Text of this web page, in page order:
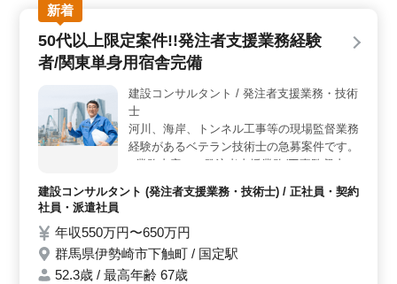
れています。 ＜柔軟な働き方＞ 週休2日制で、残業
は少なめです。充実した福利厚生が整っており、安心し
て働ける環境が整っています。車通勤も可能で、通勤手
当も支給されます。 ＜充実の福利厚生＞ 雇用、労
災、健康、厚生、財形のほか、退職金制度があり、長期
的なキャリア形成が支えられています。賞与も年2回支給
され、モチベーションを維持できる環境が整っていま
す。
新着
50代以上限定案件!!発注者支援業務経験
者/関東単身用宿舎完備
建設コンサルタント / 発注者支援業務・技術
士
河川、海岸、トンネル工事等の現場監督業務
経験があるベテラン技術士の急募案件です。
−業務内容− ・発注者支援業務(工事監督支援
業務) ・工事管理(品質・工程・安全)、施工
計画 ・現場での打ち合わせ ・資料作成業務
による図面修正 中高年、シニア層人材急募
（50〜60代の技術士活躍中） ＊備考＊ 交通
費支給 単身赴任宿舎完備 社用車支給 ☆関東
建設コンサルタント (発注者支援業務・技術士) / 正社員・契約
社員・派遣社員
年収550万円〜650万円
群馬県伊勢崎市下触町 / 国定駅
52.3歳 / 最高年齢 67歳